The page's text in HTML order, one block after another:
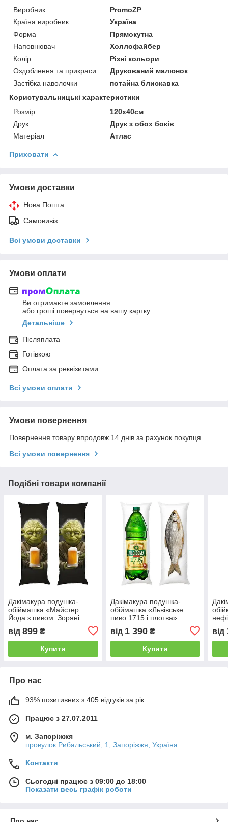
Виробник
PromoZP
Країна виробник
Україна
Форма
Прямокутна
Наповнювач
Холлофайбер
Колір
Різні кольори
Оздоблення та прикраси
Друкований малюнок
Застібка наволочки
потайна блискавка
Користувальницькі характеристики
Розмір
120х40см
Друк
Друк з обох боків
Матеріал
Атлас
Приховати
Умови доставки
Нова Пошта
Самовивіз
Всі умови доставки
Умови оплати
Ви отримаєте замовлення
або гроші повернуться на вашу картку
Детальніше
Післяплата
Готівкою
Оплата за реквізитами
Всі умови оплати
Умови повернення
Повернення товару впродовж 14 днів за рахунок покупця
Всі умови повернення
Подібні товари компанії
Дакімакура подушка-
обіймашка «Майстер
Йода з пивом. Зоряні
beer. Star wars»
від 899 ₴
Купити
Дакімакура подушка-
обіймашка «Львівське
пиво 1715 і плотва»
від 1 390₴
Купити
від
Про нас
93% позитивних з 405 відгуків за рік
Працює з 27.07.2011
м. Запоріжжя
провулок Рибальський, 1, Запоріжжя, Україна
Контакти
Сьогодні працює з 09:00 до 18:00
Показати весь графік роботи